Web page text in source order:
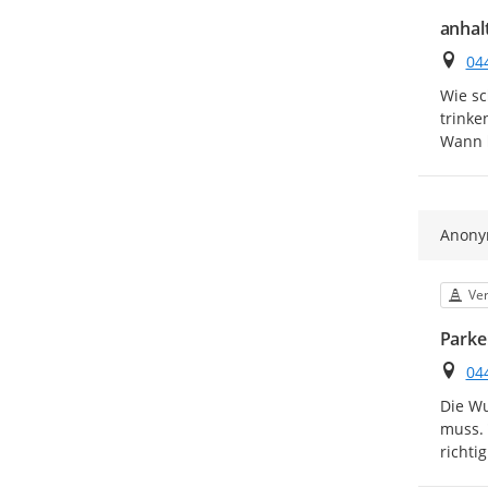
Ort
Wie
Wann
Ort
Die